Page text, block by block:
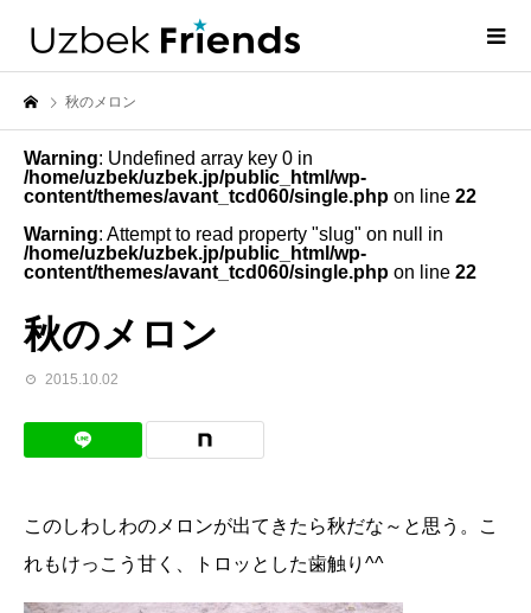
秋のメロン
Warning: Undefined array key 0 in
/home/uzbek/uzbek.jp/public_html/wp-
content/themes/avant_tcd060/single.php on line 22
Warning: Attempt to read property "slug" on null in
/home/uzbek/uzbek.jp/public_html/wp-
content/themes/avant_tcd060/single.php on line 22
秋のメロン
2015.10.02
このしわしわのメロンが出てきたら秋だな～と思う。こ
れもけっこう甘く、トロッとした歯触り^^